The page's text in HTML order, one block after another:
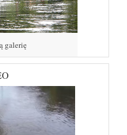
galerię